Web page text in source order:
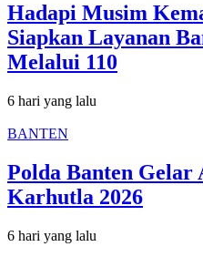
Hadapi Musim
Siapkan Layanan
Melalui 110
6 hari yang lalu
BANTEN
Polda Banten Gelar
Karhutla 2026
6 hari yang lalu